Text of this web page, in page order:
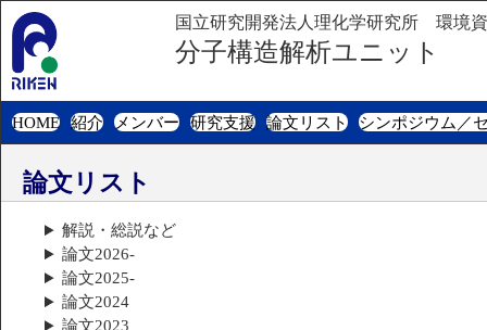
国立研究開発法人理化学研究所 環境
分子構造解析ユニット
HOME 紹介 メンバー 研究支援 論文リスト シンポジウム／
論文リスト
解説・総説など
論文2026-
論文2025-
論文2024
論文2023